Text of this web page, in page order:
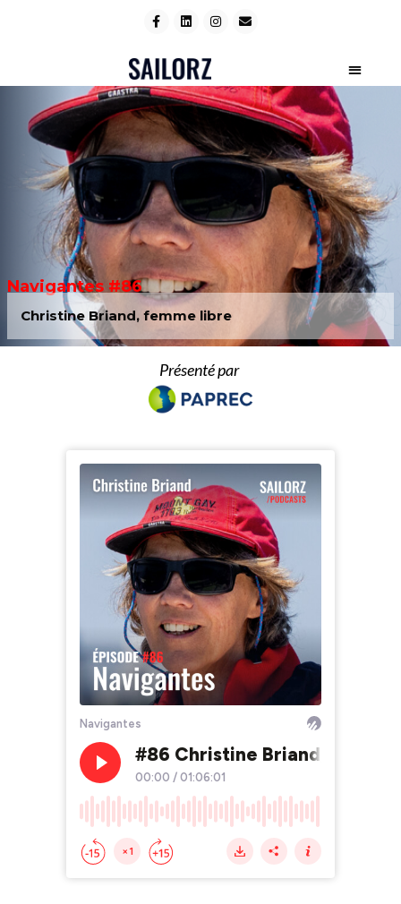
Navigantes #86
Christine Briand, femme libre
Présenté par